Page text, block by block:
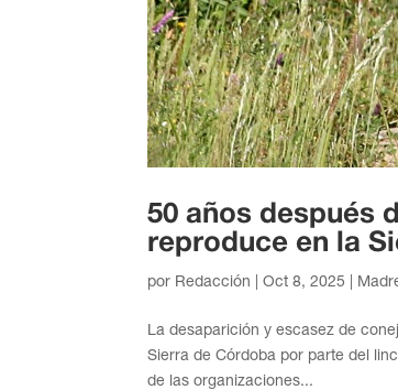
50 años después
reproduce en la
por Redacción |Oct 8, 2025
La desaparición y escasez de
Sierra de Córdoba por parte del
de las organizaciones...